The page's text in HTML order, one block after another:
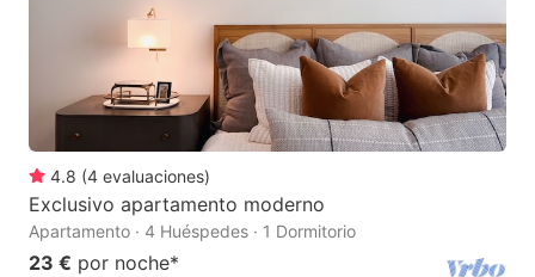
4.8 (4 evaluaciones)
Exclusivo apartamento moderno
Apartamento · 4 Huéspedes · 1 Dormitorio
23 € por noche*